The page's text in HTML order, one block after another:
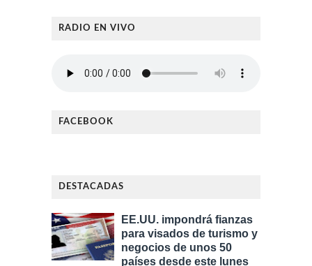
RADIO EN VIVO
FACEBOOK
DESTACADAS
EE.UU. impondrá fianzas
para visados de turismo y
negocios de unos 50
países desde este lunes